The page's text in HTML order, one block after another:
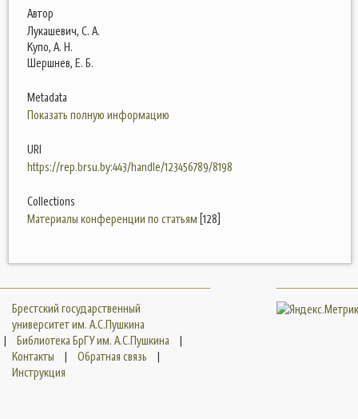
Автор
Лукашевич, С. А.
Купо, А. Н.
Шершнев, Е. Б.
Metadata
Показать полную информацию
URI
https://rep.brsu.by:443/handle/123456789/8198
Collections
Материалы конференции по статьям [128]
Брестский государственный
университет им. А.С.Пушкина
|
Библиотека БрГУ им. А.С.Пушкина
|
Контакты
| Обратная связь
|
Инструкция